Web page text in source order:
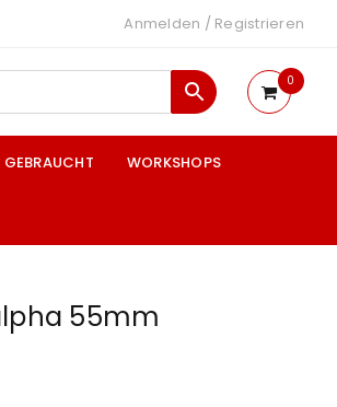
Anmelden / Registrieren
0
GEBRAUCHT WORKSHOPS
55mm